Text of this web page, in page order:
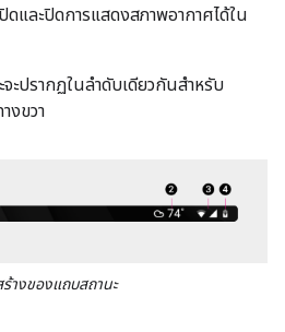
ดและปิดการแสดงสภาพอากาศได้ใน
ะปรากฏในลำดับเดียวกันสำหรับ
งขวา
ร้างของแถบสถานะ